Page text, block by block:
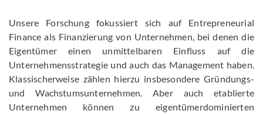
Unsere Forschung fokussiert sich auf Entrepreneurial
Finance als Finanzierung von Unternehmen, bei denen die
Eigentümer einen unmittelbaren Einfluss auf die
Unternehmensstrategie und auch das Management haben.
Klassischerweise zählen hierzu insbesondere Gründungs-
und Wachstumsunternehmen. Aber auch etablierte
Unternehmen können zu eigentümerdominierten